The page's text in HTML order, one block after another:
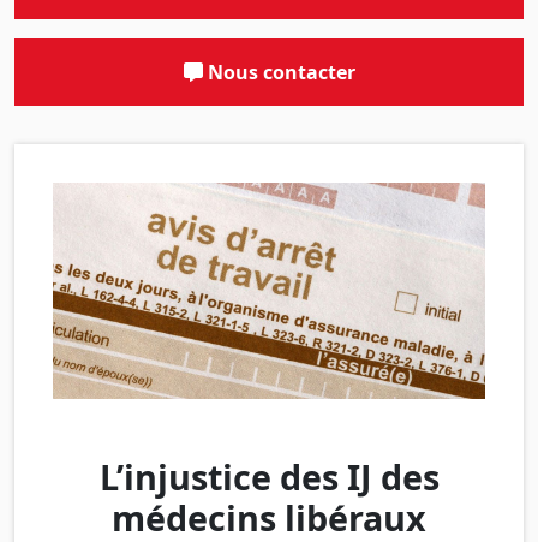
L’injustice des IJ des
médecins libéraux
Nous contacter